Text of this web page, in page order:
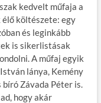
kedvelt műfaja a
élő költészete: egy
és leginkább
is sikerlistásak
A műfaj egyik
lánya, Kemény
Závada Péter is.
hogy akár